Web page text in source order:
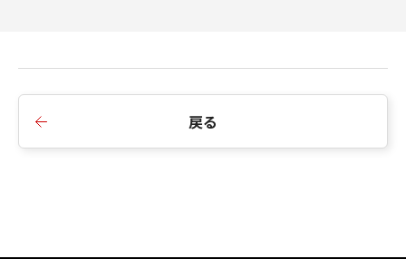
11.ぺージ集約（Nin1）+ 製本印刷機能に対応しま
した。
戻る